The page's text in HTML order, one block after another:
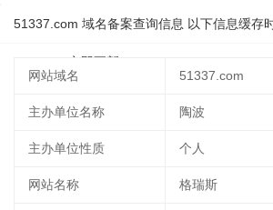
51337.com 域名备案查询信息 以下信息缓存
立即更新
网站域名
51337.com
主办单位名称 陶波
主办单位性质 个人
网站名称 格瑞斯